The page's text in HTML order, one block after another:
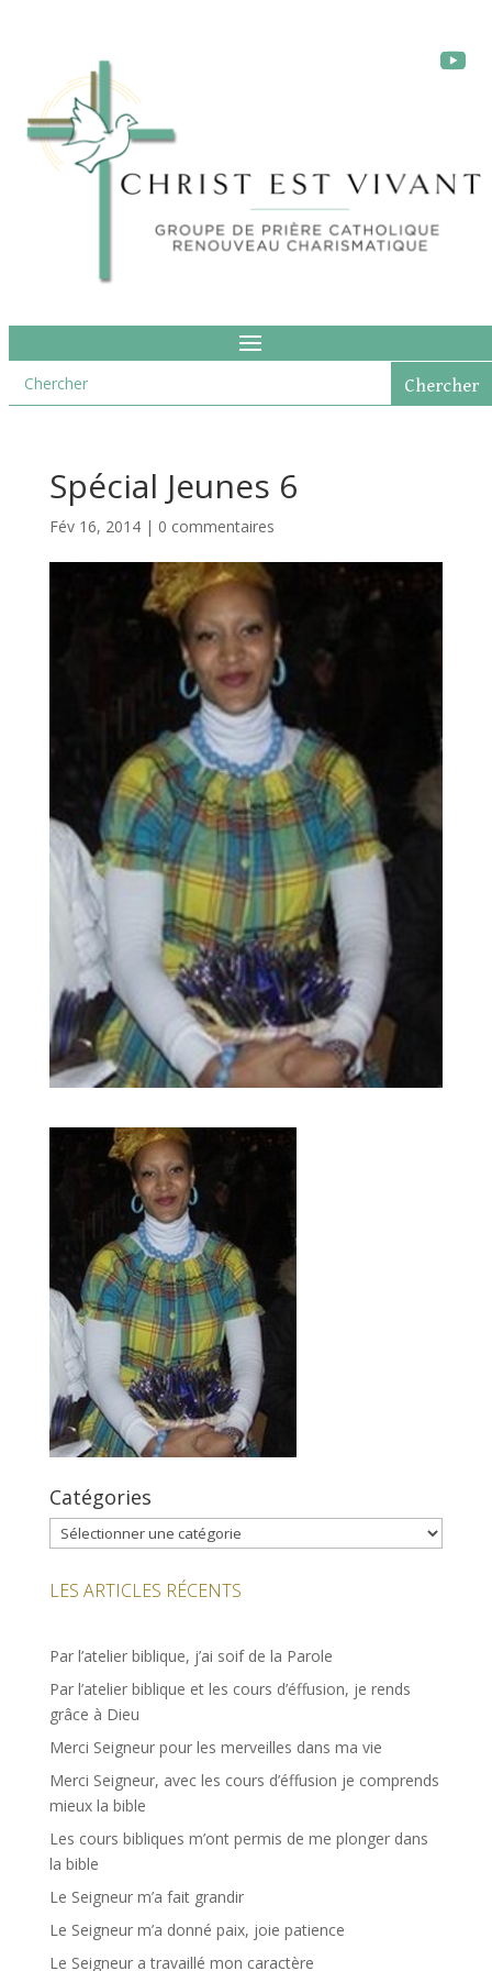
Spécial Jeunes 6
Fév 16, 2014| 0 commentaires
Catégories
Catégories
LES ARTICLES RÉCENTS
Par l’atelier biblique, j’ai soif de la Parole
Par l’atelier biblique et les cours d’éffusion, je rends
grâce à Dieu
Merci Seigneur pour les merveilles dans ma vie
Merci Seigneur, avec les cours d’éffusion je comprends
mieux la bible
Les cours bibliques m’ont permis de me plonger dans
la bible
Le Seigneur m’a fait grandir
Le Seigneur m’a donné paix, joie patience
Le Seigneur a travaillé mon caractère